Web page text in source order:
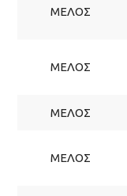
ΜΕΛΟΣ
ΜΕΛΟΣ
ΜΕΛΟΣ
ΜΕΛΟΣ